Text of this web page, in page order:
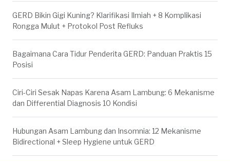
GERD Bikin Gigi Kuning? Klarifikasi Ilmiah + 8 Komplikasi
Rongga Mulut + Protokol Post Refluks
Bagaimana Cara Tidur Penderita GERD: Panduan Praktis 15
Posisi
Ciri-Ciri Sesak Napas Karena Asam Lambung: 6 Mekanisme
dan Differential Diagnosis 10 Kondisi
Hubungan Asam Lambung dan Insomnia: 12 Mekanisme
Bidirectional + Sleep Hygiene untuk GERD